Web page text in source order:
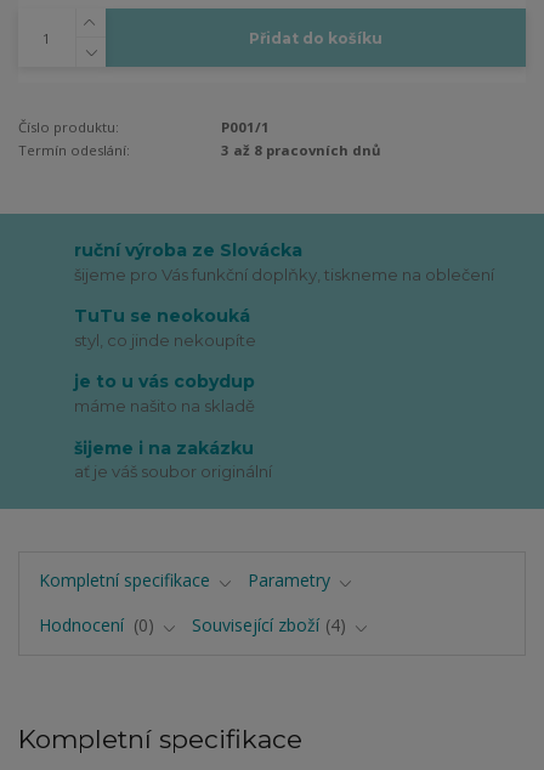
Přidat do košíku
Číslo produktu:
P001/1
Termín odeslání:
3 až 8 pracovních dnů
ruční výroba ze Slovácka
šijeme pro Vás funkční doplňky, tiskneme na oblečení
TuTu se neokouká
styl, co jinde nekoupíte
je to u vás cobydup
máme našito na skladě
šijeme i na zakázku
ať je váš soubor originální
Kompletní specifikace
Parametry
Hodnocení
0 Související zboží 4
Kompletní specifikace